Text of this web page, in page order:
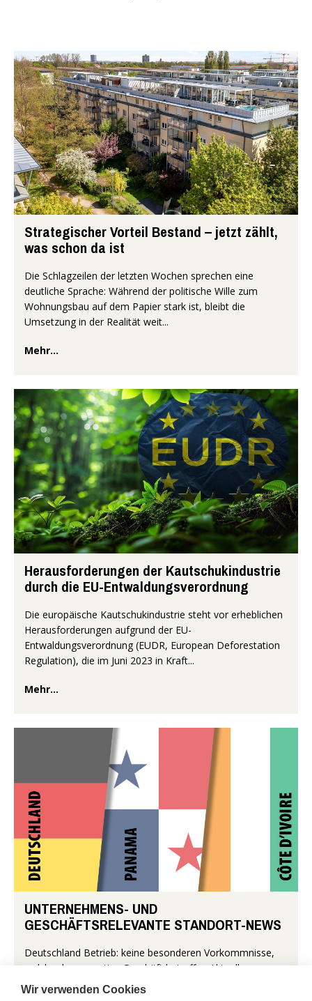
Strategischer Vorteil Bestand – jetzt zählt,
was schon da ist
Die Schlagzeilen der letzten Wochen sprechen eine
deutliche Sprache: Während der politische Wille zum
Wohnungsbau auf dem Papier stark ist, bleibt die
Umsetzung in der Realität weit...
Mehr...
Herausforderungen der Kautschukindustrie
durch die EU-Entwaldungsverordnung
Die europäische Kautschukindustrie steht vor erheblichen
Herausforderungen aufgrund der EU-
Entwaldungsverordnung (EUDR, European Deforestation
Regulation), die im Juni 2023 in Kraft...
Mehr...
UNTERNEHMENS- UND
GESCHÄFTSRELEVANTE STANDORT-NEWS
Deutschland Betrieb: keine besonderen Vorkommnisse,
welche das operative Geschäft betreffen Aktuelle
Themen, welche Land und Leute beschäftigen: Die
Wir verwenden Cookies